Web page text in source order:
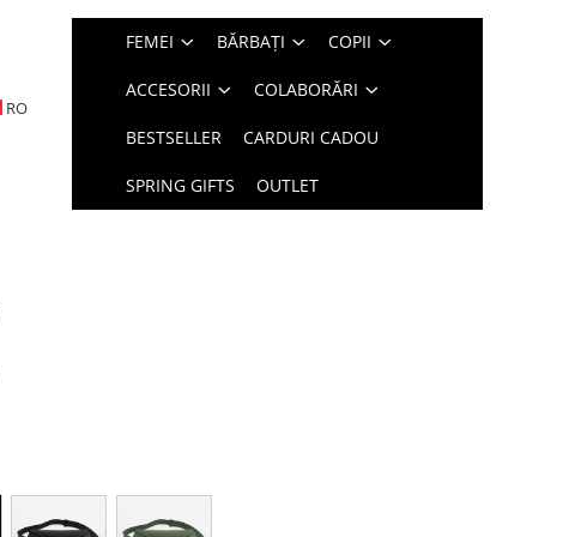
RO
FEMEI BĂRBAȚI COPII
ACCESORII COLABORĂRI
BESTSELLER CARDURI CADOU
SPRING GIFTS OUTLET